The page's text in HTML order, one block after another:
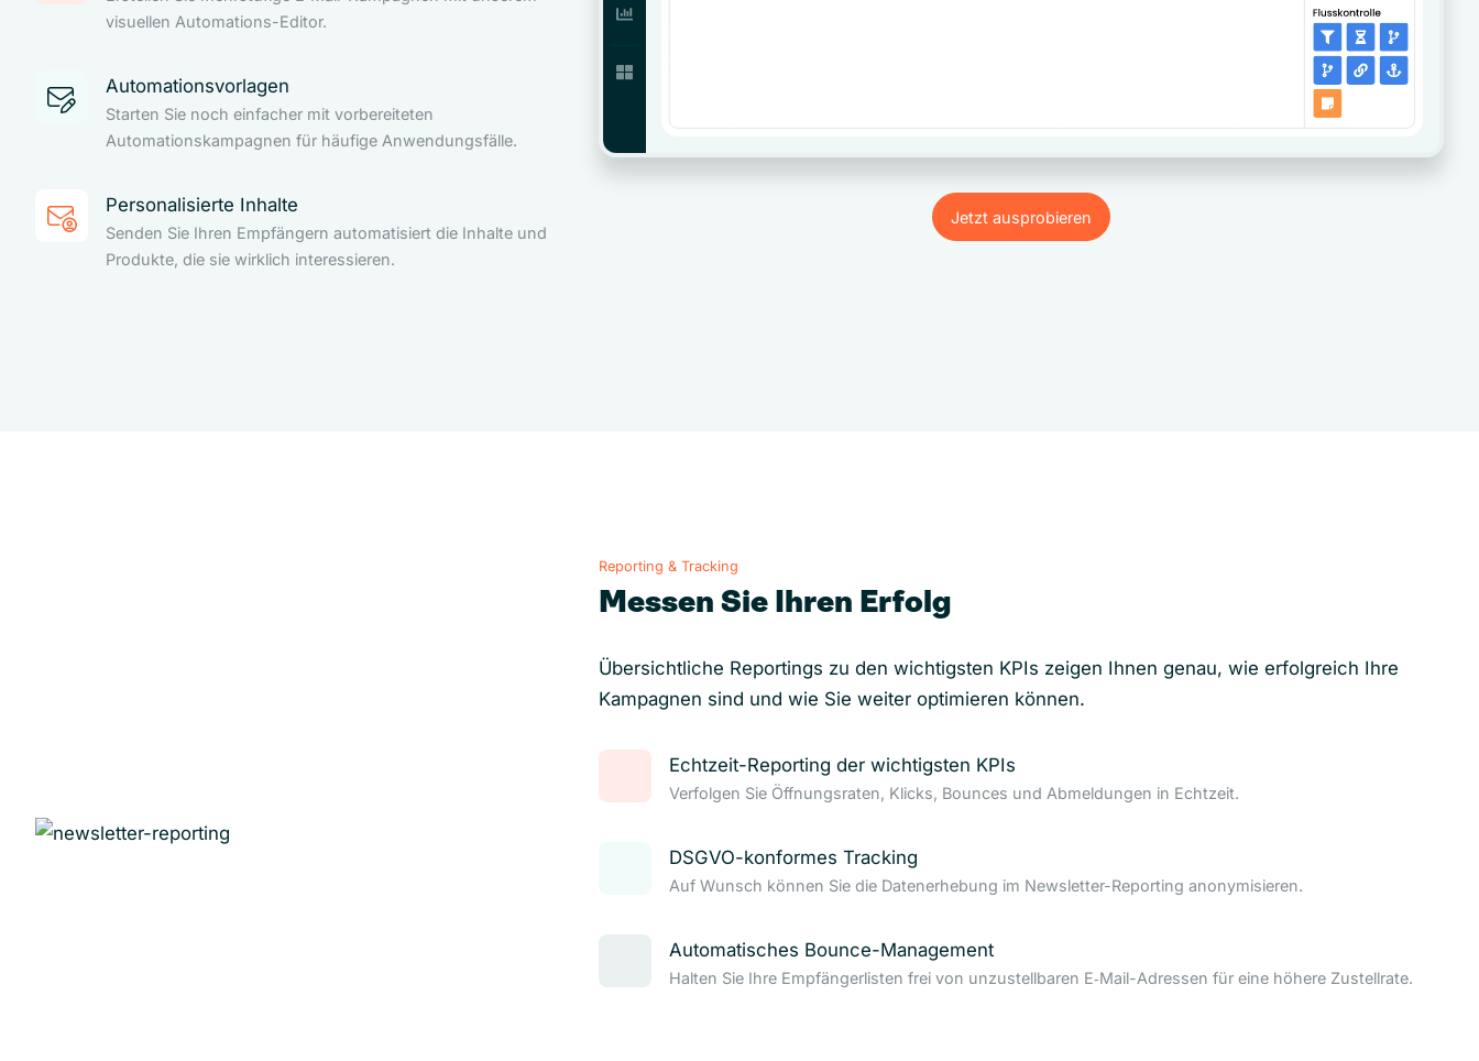
visuellen Automations-Editor.
Automationsvorlagen
Starten Sie noch einfacher mit vorbereiteten
Automationskampagnen für häufige Anwendungsfälle.
Personalisierte Inhalte
Senden Sie Ihren Empfängern automatisiert die Inhalte und
Produkte, die sie wirklich interessieren.
Jetzt ausprobieren
Jetzt ausprobieren
Reporting & Tracking
Messen Sie Ihren Erfolg
Übersichtliche Reportings zu den wichtigsten KPIs zeigen Ihnen genau, wie erfolgreich Ihre
Kampagnen sind und wie Sie weiter optimieren können.
Echtzeit-Reporting der wichtigsten KPIs
Verfolgen Sie Öffnungsraten, Klicks, Bounces und Abmeldungen in Echtzeit.
DSGVO-konformes Tracking
Auf Wunsch können Sie die Datenerhebung im Newsletter-Reporting anonymisieren.
Automatisches Bounce-Management
Halten Sie Ihre Empfängerlisten frei von unzustellbaren E‑Mail-Adressen für eine höhere Zustellrate.